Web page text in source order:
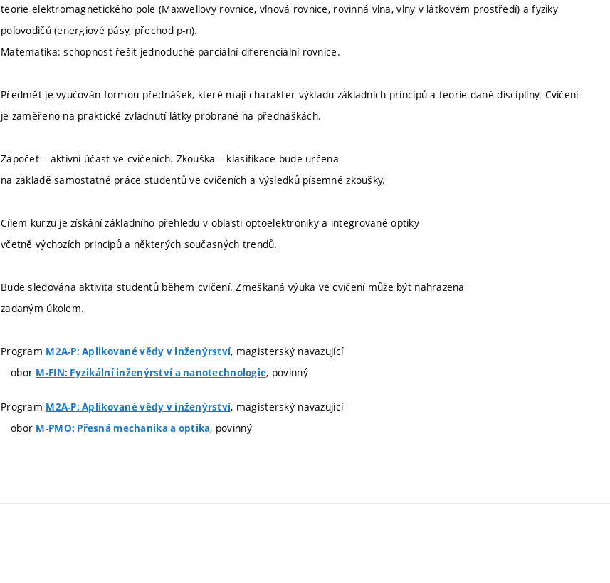
teorie elektromagnetického pole (Maxwellovy rovnice, vlnová rovnice, rovinná vlna, vlny v látkovém prostředí) a fyziky
polovodičů (energiové pásy, přechod p-n).
Matematika: schopnost řešit jednoduché parciální diferenciální rovnice.
Předmět je vyučován formou přednášek, které mají charakter výkladu základních principů a teorie dané disciplíny. Cvičení
je zaměřeno na praktické zvládnutí látky probrané na přednáškách.
Zápočet – aktivní účast ve cvičeních. Zkouška – klasifikace bude určena
na základě samostatné práce studentů ve cvičeních a výsledků písemné zkoušky.
Cílem kurzu je získání základního přehledu v oblasti optoelektroniky a integrované optiky
včetně výchozích principů a některých současných trendů.
Bude sledována aktivita studentů během cvičení. Zmeškaná výuka ve cvičení může být nahrazena
zadaným úkolem.
Program M2A-P: Aplikované vědy v inženýrství, magisterský navazující
obor M-FIN: Fyzikální inženýrství a nanotechnologie, povinný
Program M2A-P: Aplikované vědy v inženýrství, magisterský navazující
obor M-PMO: Přesná mechanika a optika, povinný